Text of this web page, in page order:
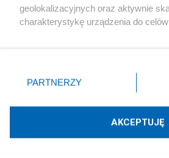
Technologię dostarcza:
geolokalizacyjnych oraz aktywnie
charakterystykę urządzenia do celów
zmienić/wycofać klikając przycisk
znajdujący się w lewym dolnym rogu
rodzaje przetwarzania danych nie
użytkownika, ale masz prawo
przetwarzaniu. Preferencje będą
PARTNERZY
AKCEPTUJĘ